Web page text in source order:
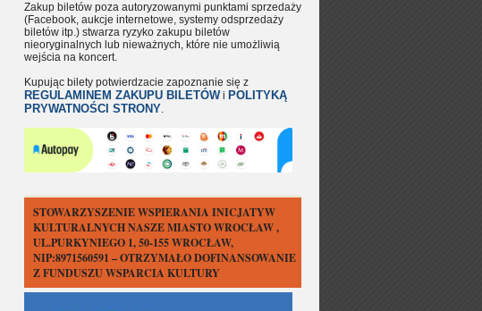
Zakup biletów poza autoryzowanymi punktami sprzedaży
(Facebook, aukcje internetowe, systemy odsprzedaży
biletów itp.) stwarza ryzyko zakupu biletów
nieoryginalnych lub nieważnych, które nie umożliwią
wejścia na koncert.
Kupując bilety potwierdzacie zapoznanie się z
REGULAMINEM ZAKUPU BILETÓW i POLITYKĄ
PRYWATNOŚCI STRONY.
STOWARZYSZENIE WSPIERANIA INICJATYW
KULTURALNYCH NASZE MIASTO WROCŁAW ,
UL.PURKYNIEGO 1, 50-155 WROCŁAW,
NIP:8971560591 – OTRZYMAŁO DOFINANSOWANIE
Z FUNDUSZU WSPARCIA KULTURY